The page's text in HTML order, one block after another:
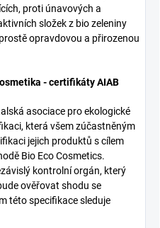
proti únavových a
složek z bio zeleniny
opravdovou a přirozenou
- certifikáty AIAB
asociace pro ekologické
která všem zúčastněným
jejich produktů s cílem
Bio Eco Cosmetics.
kontrolní orgán, který
ověřovat shodu se
této specifikace sleduje